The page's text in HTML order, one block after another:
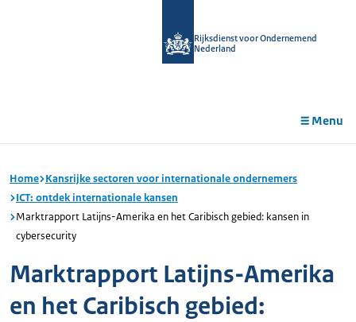
Rijksdienst voor Ondernemend
Nederland
Menu
Home Kansrijke sectoren voor internationale ondernemers
ICT: ontdek internationale kansen
Marktrapport Latijns-Amerika en het Caribisch gebied: kansen in
cybersecurity
Marktrapport Latijns-Amerika
en het Caribisch gebied: